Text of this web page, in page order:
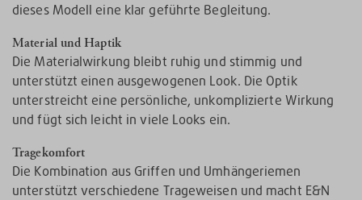
dieses Modell eine klar geführte Begleitung.
Material und Haptik
Die Materialwirkung bleibt ruhig und stimmig und
unterstützt einen ausgewogenen Look. Die Optik
unterstreicht eine persönliche, unkomplizierte Wirkung
und fügt sich leicht in viele Looks ein.
Tragekomfort
Die Kombination aus Griffen und Umhängeriemen
unterstützt verschiedene Trageweisen und macht E&N